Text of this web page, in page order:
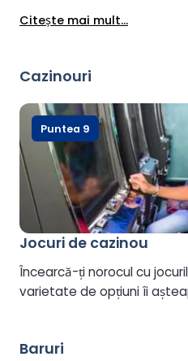
sau cabină (în funcție de
Citeşte mai mult...
Cazinouri
Jocuri de cazinou
Încearcă-ți norocul cu
varietate de opțiuni îi
Puntea 9
Baruri